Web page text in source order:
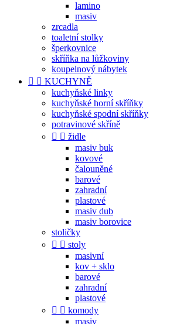
lamino
masiv
zrcadla
toaletní stolky
šperkovnice
skříňka na lůžkoviny
koupelnový nábytek
  KUCHYNĚ
kuchyňské linky
kuchyňské horní skříňky
kuchyňské spodní skříňky
potravinové skříně
  židle
masiv buk
kovové
čalouněné
barové
zahradní
plastové
masiv dub
masiv borovice
stoličky
  stoly
masivní
kov + sklo
barové
zahradní
plastové
  komody
masiv